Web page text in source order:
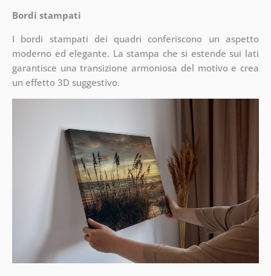
Bordi stampati
I bordi stampati dei quadri conferiscono un aspetto
moderno ed elegante. La stampa che si estende sui lati
garantisce una transizione armoniosa del motivo e crea
un effetto 3D suggestivo.